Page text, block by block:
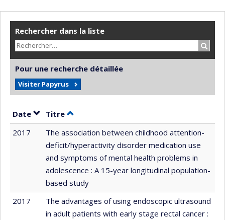
Rechercher dans la liste
Pour une recherche détaillée
Visiter Papyrus
Date Trier par date en ordre décroissant
Titre Trier par titre en ordre décroissant
2017
The association between childhood attention-
deficit/hyperactivity disorder medication use
and symptoms of mental health problems in
adolescence : A 15-year longitudinal population-
based study
2017
The advantages of using endoscopic ultrasound
in adult patients with early stage rectal cancer :